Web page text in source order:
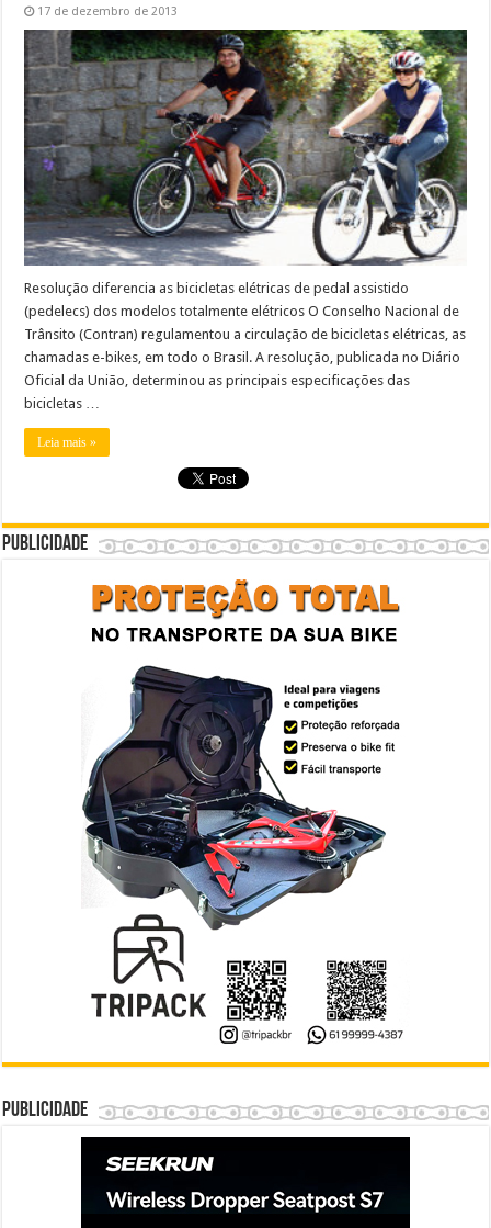
17 de dezembro de 2013
Resolução diferencia as bicicletas elétricas de pedal assistido
(pedelecs) dos modelos totalmente elétricos O Conselho Nacional de
Trânsito (Contran) regulamentou a circulação de bicicletas elétricas, as
chamadas e-bikes, em todo o Brasil. A resolução, publicada no Diário
Oficial da União, determinou as principais especificações das
bicicletas …
Leia mais »
Publicidade
Publicidade